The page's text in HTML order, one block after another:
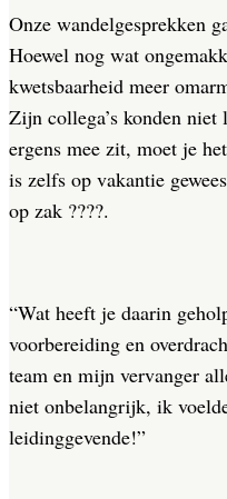
Onze wandelgesprekken
Hoewel nog wat
kwetsbaarheid meer
Zijn collega’s konden
ergens mee zit, moet je
is zelfs op vakantie
op zak ????.
“Wat heeft je daarin
voorbereiding en
team en mijn vervanger
niet onbelangrijk, ik
leidinggevende!”